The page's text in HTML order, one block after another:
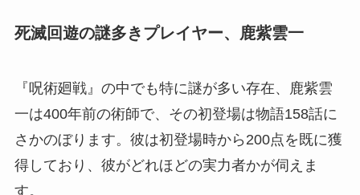
死滅回遊の謎多きプレイヤー、鹿紫雲一
『呪術廻戦』の中でも特に謎が多い存在、鹿紫雲
一は400年前の術師で、その初登場は物語158話に
さかのぼります。彼は初登場時から200点を既に獲
得しており、彼がどれほどの実力者かが伺えま
す。